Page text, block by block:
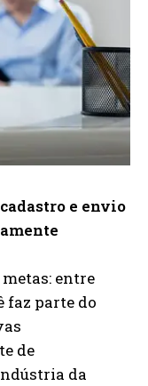
e envio
entre
faz parte do
de
da